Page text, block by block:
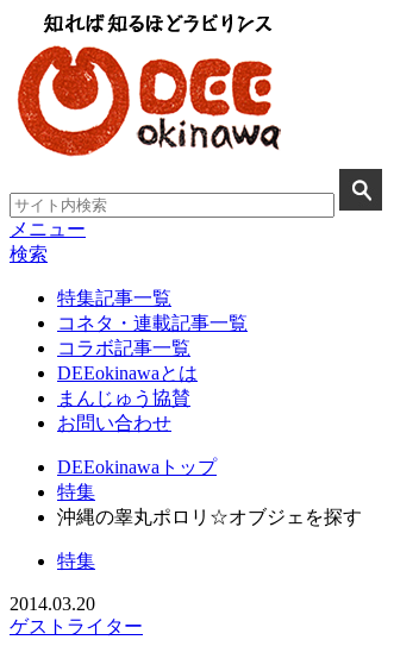
メニュー
検索
特集記事一覧
コネタ・連載記事一覧
コラボ記事一覧
DEEokinawaとは
まんじゅう協賛
お問い合わせ
DEEokinawaトップ
特集
沖縄の睾丸ポロリ☆オブジェを探す
特集
2014.03.20
ゲストライター